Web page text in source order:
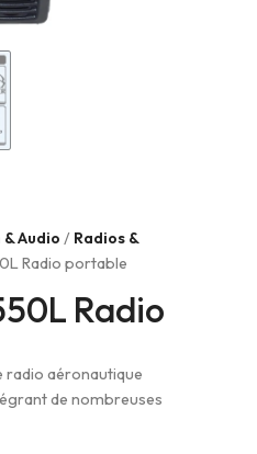
Audio / Radios &
Radio portable
Radio
radio aéronautique
de nombreuses